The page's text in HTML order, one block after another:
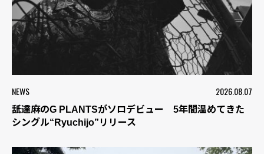
NEWS 2026.08.07
舐達麻のG PLANTSがソロデビュー 5年間温めてきた
シングル“Ryuchijo”リリース